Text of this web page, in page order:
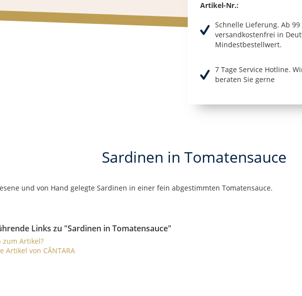
Artikel-Nr.:
Schnelle Lieferung. Ab 99
versandkostenfrei in
Mindestbestellwert.
7 Tage Service Hotline.
beraten Sie gerne
Sardinen in Tomatensauce
und von Hand gelegte Sardinen in einer fein abgestimmten Tomatensauce.
Links zu "Sardinen in Tomatensauce"
zum Artikel?
Artikel von CÂNTARA